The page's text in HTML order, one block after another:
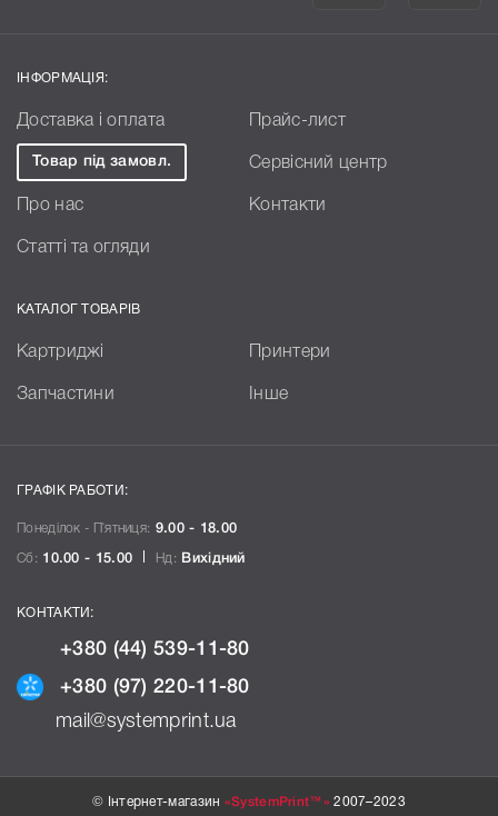
ІНФОРМАЦІЯ:
Доставка і оплата Прайс-лист
Товар під замовл. Сервісний центр
Про нас Контакти
Статті та огляди
КАТАЛОГ ТОВАРІВ
Картриджі Принтери
Запчастини Інше
ГРАФІК РАБОТИ:
Понеділок - П`ятниця: 9.00 - 18.00
Сб: 10.00 - 15.00 Нд: Вихідний
КОНТАКТИ:
+380 (44) 539-11-80
+380 (97) 220-11-80
mail@systemprint.ua
© Інтернет-магазин «SystemPrint™» 2007–2023